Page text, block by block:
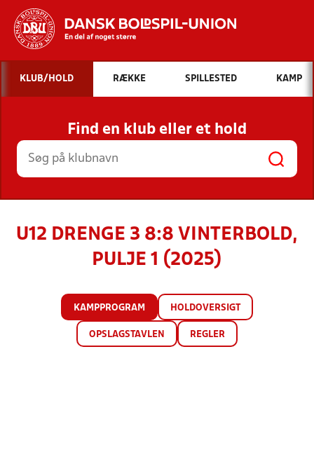
Hvad vil du søge efter?
INDHOLD OG NYHEDER
STILLINGER, RESULTATER, KLUBBER OG
HOLD
KLUB/HOLD RÆKKE SPILLESTED KAMP
Find en klub eller et hold
U12 DRENGE 3 8:8 VINTERBOLD,
PULJE 1 (2025)
KAMPPROGRAM HOLDOVERSIGT
OPSLAGSTAVLEN REGLER